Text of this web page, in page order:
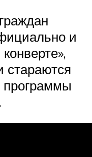
и
стараются
программы